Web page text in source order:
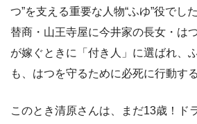
つ”を支える重要な人物“ふゆ”役でし
替商・山王寺屋に今井家の長女・は
が嫁ぐときに「付き人」に選ばれ、
も、はつを守るために必死に行動す
このとき清原さんは、まだ13歳！ド